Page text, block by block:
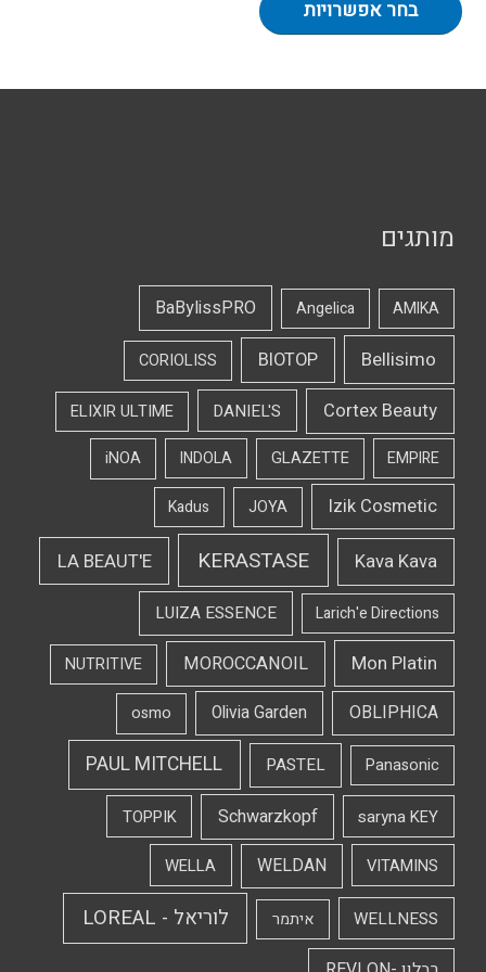
בחר אפשרויות
מותגים
AMIKA
Angelica
BaBylissPRO
Bellisimo
BIOTOP
CORIOLISS
Cortex Beauty
DANIEL'S
ELIXIR ULTIME
EMPIRE
GLAZETTE
INDOLA
iNOA
Izik Cosmetic
JOYA
Kadus
Kava Kava
KERASTASE
LA BEAUT'E
Larich'e Directions
LUIZA ESSENCE
Mon Platin
MOROCCANOIL
NUTRITIVE
OBLIPHICA
Olivia Garden
osmo
Panasonic
PASTEL
PAUL MITCHELL
saryna KEY
Schwarzkopf
TOPPIK
VITAMINS
WELDAN
WELLA
WELLNESS איתמר לוריאל - LOREAL